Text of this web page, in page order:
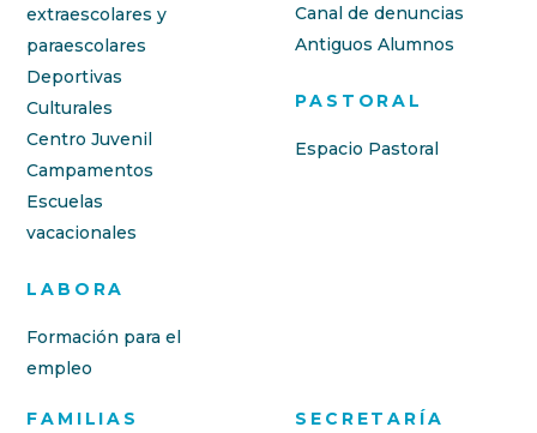
extraescolares y
paraescolares
Deportivas
Culturales
Centro Juvenil
Campamentos
Escuelas
vacacionales
LABORA
Formación para el
empleo
Canal de denuncias
Antiguos Alumnos
PASTORAL
Espacio Pastoral
FAMILIAS SECRETARÍA